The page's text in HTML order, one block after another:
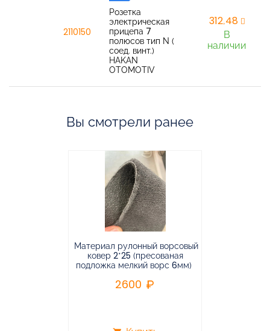
2110150
Розетка
электрическая
прицепа 7
полюсов тип N (
соед. винт.)
HAKAN
OTOMOTIV
312,48
В
наличии
Вы смотрели ранее
Материал рулонный ворсовый
ковер 2*25 (пресованая
подложка мелкий ворс 6мм)
2600